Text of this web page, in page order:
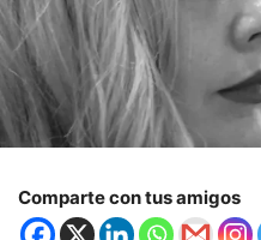
Comparte con tus amigos